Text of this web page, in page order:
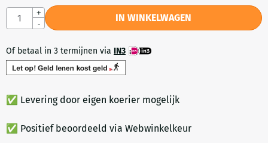
Aantal
+
-
IN WINKELWAGEN
Of betaal in 3 termijnen via IN3
✅ Levering door eigen koerier mogelijk
✅ Positief beoordeeld via Webwinkelkeur